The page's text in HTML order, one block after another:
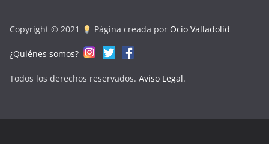
Copyright © 2021 Página creada por Ocio Valladolid
¿Quiénes somos?
Todos los derechos reservados. Aviso Legal.